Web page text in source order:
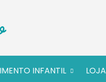
INFANTIL LOJA